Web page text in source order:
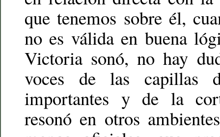
que tenemos sobre él,
no es válida en buena
Victoria sonó, no hay
voces de las capillas
importantes y de la
resonó en otros